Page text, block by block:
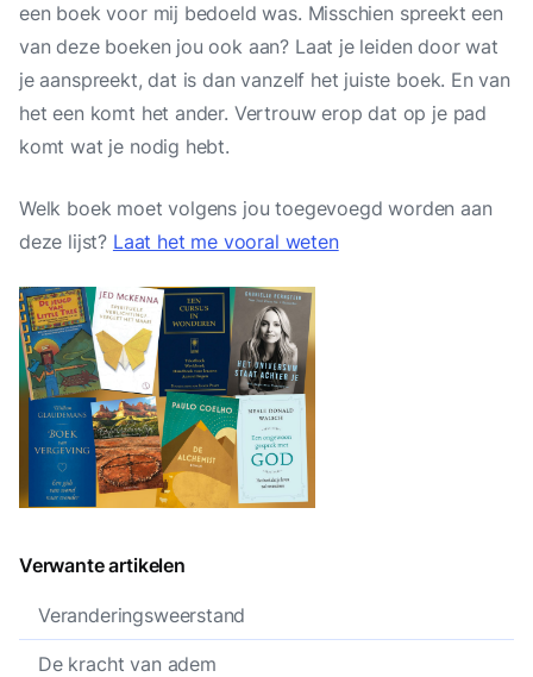
een boek voor mij bedoeld was. Misschien spreekt een
van deze boeken jou ook aan? Laat je leiden door wat
je aanspreekt, dat is dan vanzelf het juiste boek. En van
het een komt het ander. Vertrouw erop dat op je pad
komt wat je nodig hebt.
Welk boek moet volgens jou toegevoegd worden aan
deze lijst? Laat het me vooral weten
Verwante artikelen
Veranderingsweerstand
De kracht van adem